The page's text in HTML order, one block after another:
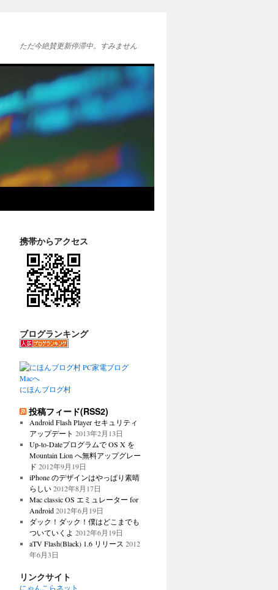
ただ今絶賛更新停滞中。すみません
携帯からアクセス
ブログランキング
にほんブログ村
投稿フィード(RSS2)
Android Flash Player セキュリティ
アップデート 2013年2月13日
Up-to-Dateプログラムで OS X を
Mountain Lion へ無料アップグレー
ド 2012年9月19日
iPhone のデザインはやっぱり素晴
らしい 2012年8月17日
Mac classic OS エミュレーター for
Android 2012年6月19日
ダック！ダック！僕はどこまでも
ついていくよ 2012年6月19日
aTV Flash(Black) 1.6 リリース 2012
年6月3日
リンクサイト
にゃんこらネット